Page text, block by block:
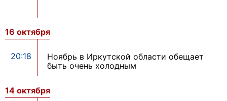
16 октября
20:18
Ноябрь в Иркутской области обещает
быть очень холодным
14 октября